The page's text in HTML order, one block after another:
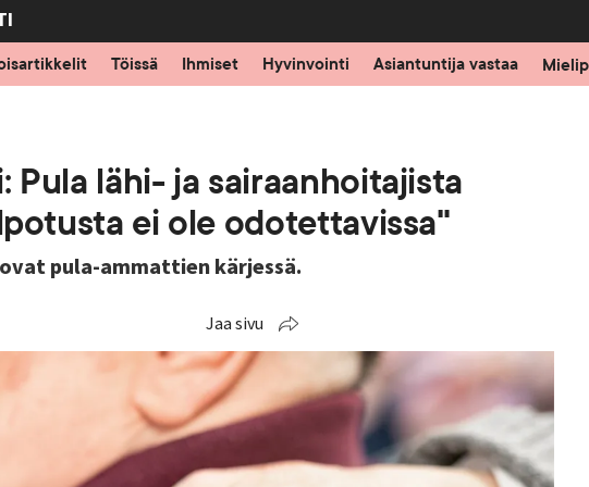
Töissä Ihmiset Hyvinvointi Asiantuntija vastaa
Pula lähi- ja sairaanhoitajista
ei ole odotettavissa"
pula-ammattien kärjessä.
Jaa sivu